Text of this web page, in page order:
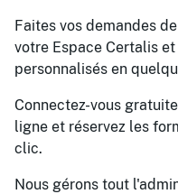
Faites vos demandes
votre Espace Certalis
personnalisés en
Connectez-vous
ligne et réservez les
clic.
Nous gérons tout